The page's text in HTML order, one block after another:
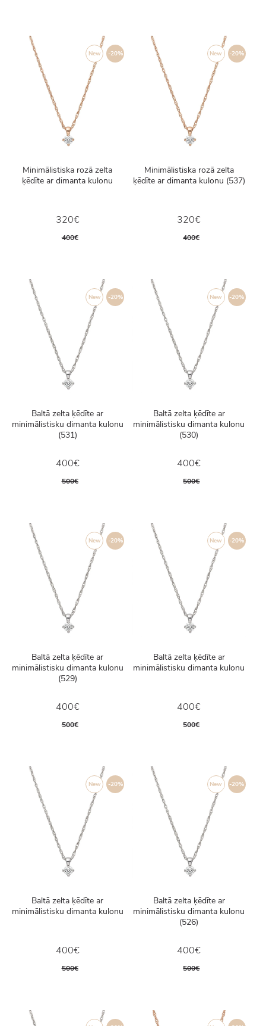
-20%
New
Minimālistiska rozā zelta
ķēdīte ar dimanta kulonu
320€
400€
-20%
New
Minimālistiska rozā zelta
ķēdīte ar dimanta kulonu (537)
320€
400€
-20%
New
Baltā zelta ķēdīte ar
minimālistisku dimanta kulonu
(531)
400€
500€
-20%
New
Baltā zelta ķēdīte ar
minimālistisku dimanta kulonu
(530)
400€
500€
-20%
New
Baltā zelta ķēdīte ar
minimālistisku dimanta kulonu
(529)
400€
500€
-20%
New
Baltā zelta ķēdīte ar
minimālistisku dimanta kulonu
400€
500€
-20%
New
Baltā zelta ķēdīte ar
minimālistisku dimanta kulonu
400€
500€
-20%
New
Baltā zelta ķēdīte ar
minimālistisku dimanta kulonu
(526)
400€
500€